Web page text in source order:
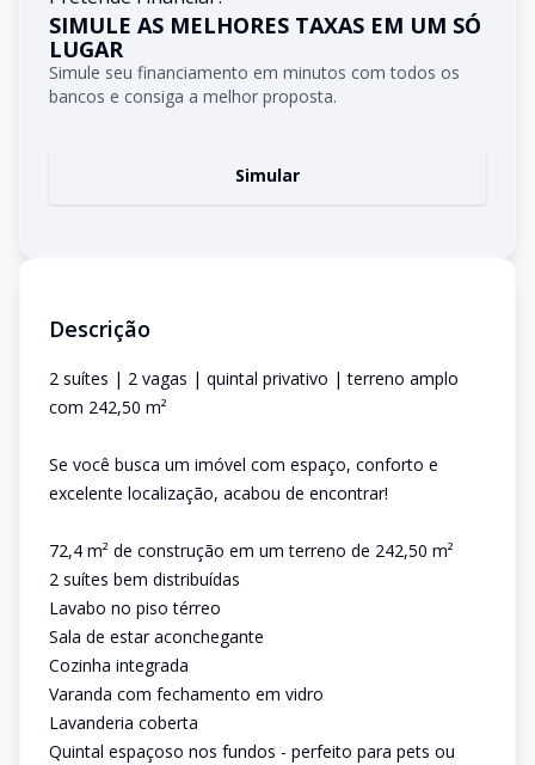
SIMULE AS MELHORES TAXAS EM UM SÓ
LUGAR
Simule seu financiamento em minutos com todos os
bancos e consiga a melhor proposta.
Simular
Descrição
2 suítes | 2 vagas | quintal privativo | terreno amplo
com 242,50 m²
Se você busca um imóvel com espaço, conforto e
excelente localização, acabou de encontrar!
72,4 m² de construção em um terreno de 242,50 m²
2 suítes bem distribuídas
Lavabo no piso térreo
Sala de estar aconchegante
Cozinha integrada
Varanda com fechamento em vidro
Lavanderia coberta
Quintal espaçoso nos fundos - perfeito para pets ou